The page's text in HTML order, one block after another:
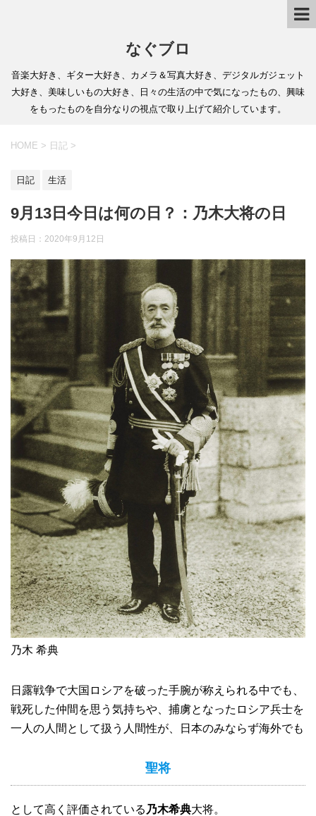
なぐブロ
音楽大好き、ギター大好き、カメラ＆写真大好き、デジタルガジェット
大好き、美味しいもの大好き、日々の生活の中で気になったもの、興味
をもったものを自分なりの視点で取り上げて紹介しています。
HOME > 日記 >
日記 生活
9月13日今日は何の日？：乃木大将の日
投稿日： 2020年9月12日
乃木 希典
日露戦争で大国ロシアを破った手腕が称えられる中でも、
戦死した仲間を思う気持ちや、捕虜となったロシア兵士を
一人の人間として扱う人間性が、日本のみならず海外でも
聖将
として高く評価されている 乃木希典大将。